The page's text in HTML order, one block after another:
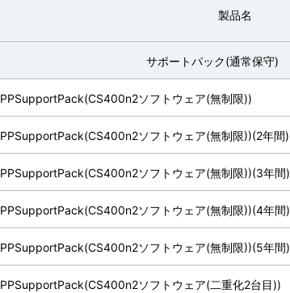
製品名
サポートパック(通常保守)
PPSupportPack(CS400n2ソフトウェア(無制限))
PPSupportPack(CS400n2ソフトウェア(無制限))(2年間)
PPSupportPack(CS400n2ソフトウェア(無制限))(3年間)
PPSupportPack(CS400n2ソフトウェア(無制限))(4年間)
PPSupportPack(CS400n2ソフトウェア(無制限))(5年間)
PPSupportPack(CS400n2ソフトウェア(二重化2台目))